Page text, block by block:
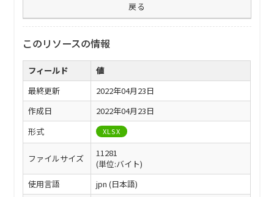
戻る
このリソースの情報
フィールド
値
最終更新
2022年04月23日
作成日
2022年04月23日
形式
XLSX
ファイルサイズ
11281
(単位:バイト)
使用言語
jpn (日本語)